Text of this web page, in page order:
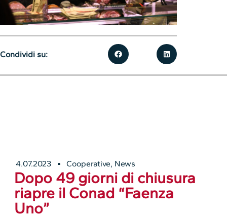
4.07.2023 Cooperative, News
Dopo 49 giorni di chiusura
riapre il Conad “Faenza
Uno”
Condividi su: